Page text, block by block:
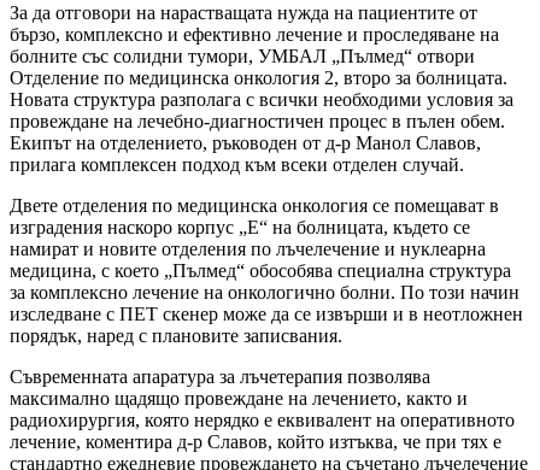
За да отговори на нарастващата нужда на пациентите от
бързо, комплексно и ефективно лечение и проследяване на
болните със солидни тумори, УМБАЛ „Пълмед“ отвори
Отделение по медицинска онкология 2, второ за болницата.
Новата структура разполага с всички необходими условия за
провеждане на лечебно-диагностичен процес в пълен обем.
Екипът на отделението, ръководен от д-р Манол Славов,
прилага комплексен подход към всеки отделен случай.
Двете отделения по медицинска онкология се помещават в
изградения наскоро корпус „Е“ на болницата, където се
намират и новите отделения по лъчелечение и нуклеарна
медицина, с което „Пълмед“ обособява специална структура
за комплексно лечение на онкологично болни. По този начин
изследване с ПЕТ скенер може да се извърши и в неотложнен
порядък, наред с плановите записвания.
Съвременната апаратура за лъчетерапия позволява
максимално щадящо провеждане на лечението, както и
радиохирургия, която нерядко е еквивалент на оперативното
лечение, коментира д-р Славов, който изтъква, че при тях е
стандартно ежедневие провеждането на съчетано лъчелечение